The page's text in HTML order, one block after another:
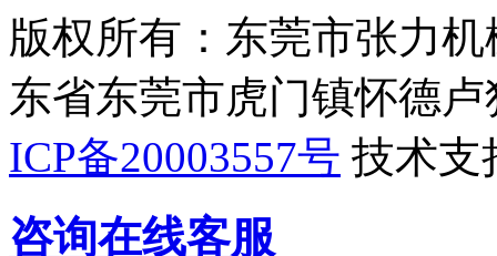
版权所有：东莞市张力
东省东莞市虎门镇怀德
ICP备20003557号 技术支
咨询在线客服